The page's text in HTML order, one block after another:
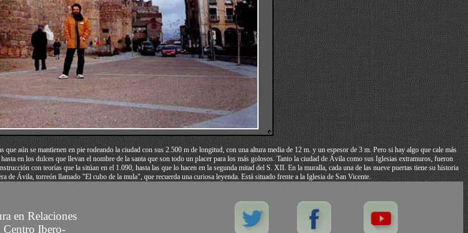
aún se mantienen en pie rodeando la ciudad con sus 2.500 m de longitud, con una altura media de 12 m. y un espesor de 3 m. Pero si hay algo que cale más
en los dulces que llevan el nombre de la santa que son todo un placer para los más golosos. Tanto la ciudad de Ávila como sus Iglesias extramuros, fueron
con teorías que la sitúan en el 1.090, hasta las que lo hacen en la segunda mitad del S. XII. En la muralla, cada una de las nueve puertas tiene su historia
de Ávila, torreón llamado "El cubo de la mula", que recuerda una curiosa leyenda. Está situado frente a la Iglesia de San Vicente.
en Relaciones
Centro Ibero-